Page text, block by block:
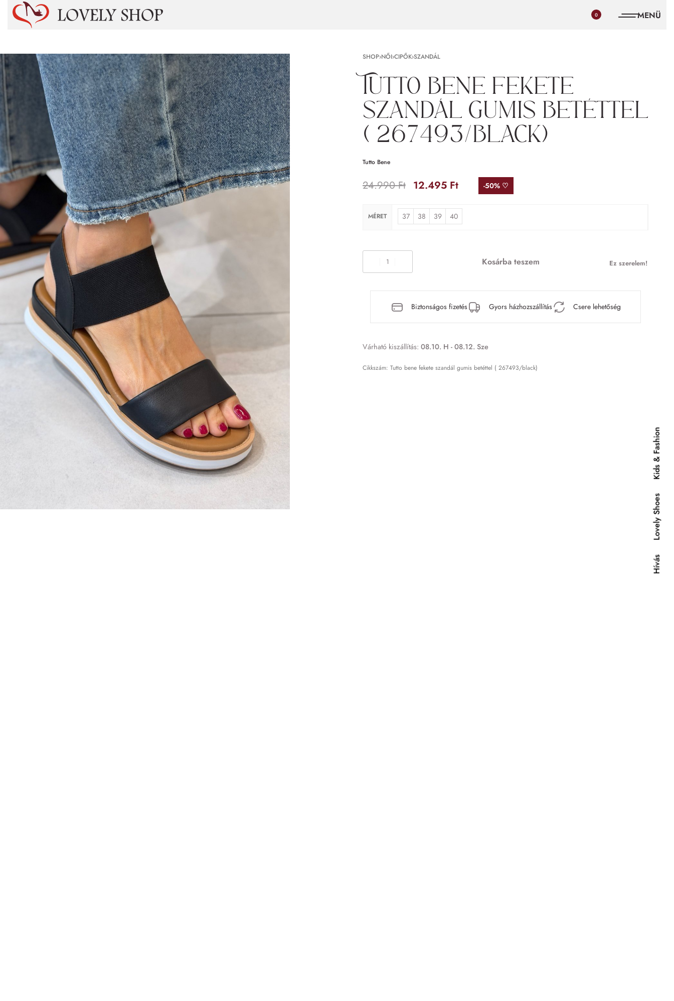
0
SHOP›NŐI›CIPŐK›SZANDÁL
Tutto bene fekete
szandál gumis betéttel
( 267493/black)
Tutto Bene
24.990Ft 12.495 Ft -50% ♡
MÉRET 37 38 39 40
Kosárba teszem Ez szerelem!
Biztonságos fizetés Gyors házhozszállítás Csere lehetőség
Várható kiszállítás: 08.10. H - 08.12. Sze
Tutto bene fekete szandál gumis betéttel ( 267493/black)
Hívás
Lovely Shoes
Kids & Fashion